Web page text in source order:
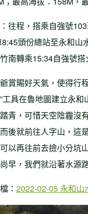
往程，搭乘自強號
頭份總站至永和山
南轉乘15:34自強號搭
賞賜好天氣，使得行
工具在魯地圖建立永
青，可惜天空陰霾沒
後就前往人字山，這
以再往前去撿小分坑
早，我們就沿著水源
： 2022-02-05 永和